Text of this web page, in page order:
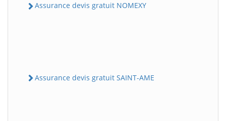
Assurance devis gratuit NOMEXY
Assurance devis gratuit SAINT-AME